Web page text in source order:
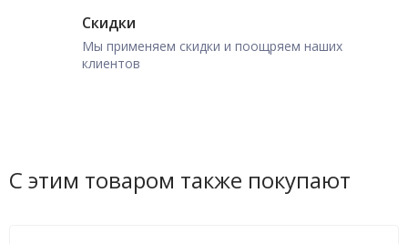
Скидки
Мы применяем скидки и поощряем наших
клиентов
С этим товаром также покупают